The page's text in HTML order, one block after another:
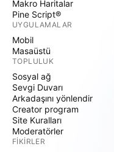
Makro Haritalar
Pine Script®
UYGULAMALAR
Mobil
Masaüstü
TOPLULUK
Sosyal ağ
Sevgi Duvarı
Arkadaşını yönlendir
Creator program
Site Kuralları
Moderatörler
FIKIRLER